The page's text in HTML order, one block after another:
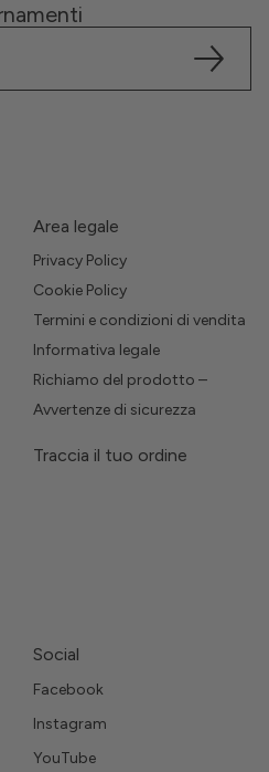
Area legale
Privacy Policy
Cookie Policy
Termini e condizioni di vendita
Informativa legale
Richiamo del prodotto –
Avvertenze di sicurezza
Traccia il tuo ordine
Social
Facebook
Instagram
YouTube